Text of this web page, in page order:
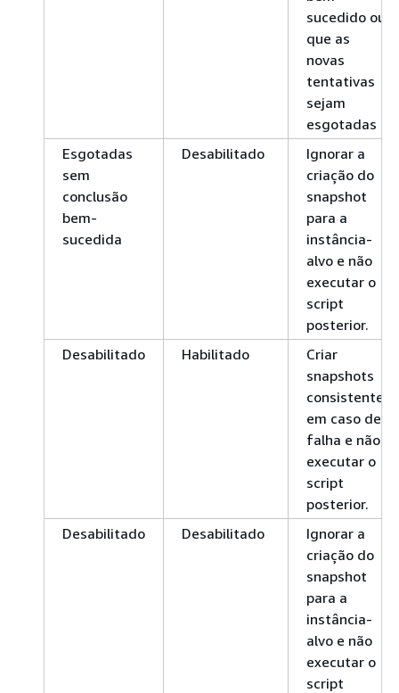
sucedido ou
que as
novas
tentativas
sejam
esgotadas
Esgotadas
sem
conclusão
bem-
sucedida
Desabilitado
Ignorar a
criação do
snapshot
para a
instância-
alvo e não
executar o
script
posterior.
Desabilitado
Habilitado
Criar
snapshots
consistentes
em caso de
falha e não
executar o
script
posterior.
Desabilitado
Desabilitado
Ignorar a
criação do
snapshot
para a
instância-
alvo e não
executar o
script